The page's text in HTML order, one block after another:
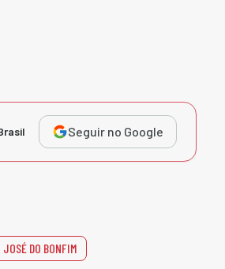
Seguir no Google
JOSÉ DO BONFIM